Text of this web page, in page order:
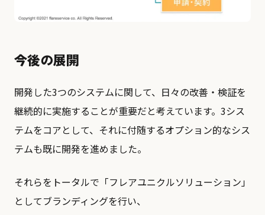
今後の展開
開発した3つのシステムに関して、日々の改善・検証を
継続的に実施することが重要だと考えています。3シス
テムをコアとして、それに付随するオプション的なシス
テムも既に開発を進めました。
それらをトータルで「フレアユニクルソリューション」
としてブランディングを行い、